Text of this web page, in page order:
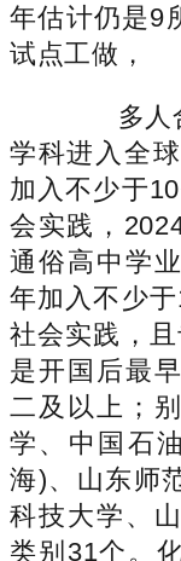
年估计仍是9
试点工做，
多人合
学科进入全
加入不少于
会实践，
通俗高中学
年加入不少
社会实践，
是开国后最
二及以上；
学、中国石
海)、山东师
科技大学、
类别31个。